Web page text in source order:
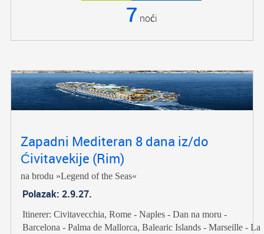
7 noći
Zapadni Mediteran 8 dana iz/do
Ćivitavekije (Rim)
na brodu »Legend of the Seas«
Polazak: 2.9.27.
Itinerer: Civitavecchia, Rome - Naples - Dan na moru -
Barcelona - Palma de Mallorca, Balearic Islands - Marseille - La